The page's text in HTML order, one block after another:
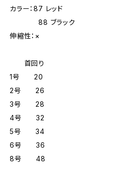
カラー：87 レッド
88 ブラック
伸縮性：×
首回り
1号 20
2号 26
3号 28
4号 32
5号 34
6号 36
8号 48